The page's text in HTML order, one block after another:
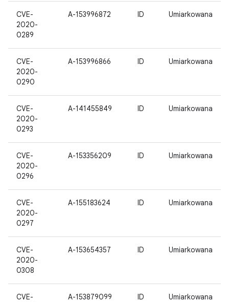
CVE-
2020-
0289
A-153996872 ID Umiarkowana
CVE-
2020-
0290
A-153996866 ID Umiarkowana
CVE-
2020-
0293
A-141455849 ID Umiarkowana
CVE-
2020-
0296
A-153356209 ID Umiarkowana
CVE-
2020-
0297
A-155183624 ID Umiarkowana
CVE-
2020-
0308
A-153654357 ID Umiarkowana
CVE-
A-153879099 ID Umiarkowana